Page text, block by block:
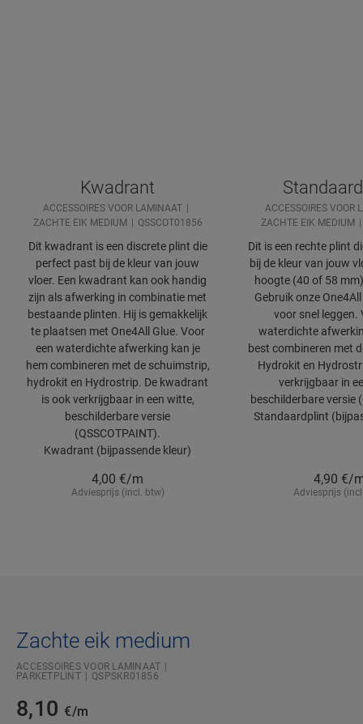
Kwadrant
ACCESSOIRES VOOR LAMINAAT
ZACHTE EIK MEDIUM
QSSCOT01856
Dit kwadrant is een discrete plint die
perfect past bij de kleur van jouw
vloer. Een kwadrant kan ook handig
zijn als afwerking in combinatie met
bestaande plinten. Hij is gemakkelijk
te plaatsen met One4All Glue. Voor
een waterdichte afwerking kan je
hem combineren met de schuimstrip,
hydrokit en Hydrostrip. De kwadrant
is ook verkrijgbaar in een witte,
beschilderbare versie
(QSSCOTPAINT).
Kwadrant (bijpassende kleur)
4,00 €/m
Adviesprijs (incl. btw)
ACCESSOIRES VOOR
ZACHTE EIK MEDIUM
Dit is een rechte plint
bij de kleur van jouw
hoogte (40 of 58
Gebruik onze
voor snel leggen.
waterdichte
best combineren met
Hydrokit en
verkrijgbaar in
beschilderbare versie
Standaardplint
4,90 €/
Adviesprijs
Zachte eik medium
ACCESSOIRES VOOR LAMINAAT
PARKETPLINT
QSPSKR01856
8,10€/m